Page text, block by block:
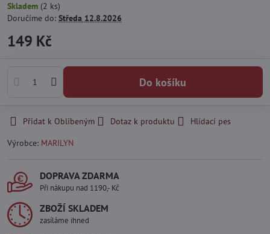
Skladem (2 ks)
Doručíme do: Středa 12.8.2026
149 Kč
Do košíku
Přidat k Oblíbeným Dotaz k produktu
Hlídací pes
Výrobce: MARILYN
DOPRAVA ZDARMA
Při nákupu nad 1190,- Kč
ZBOŽÍ SKLADEM
zasíláme ihned